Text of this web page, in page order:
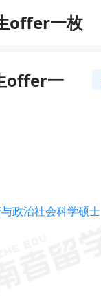
offer一枚
offer一
政治社会科学硕士